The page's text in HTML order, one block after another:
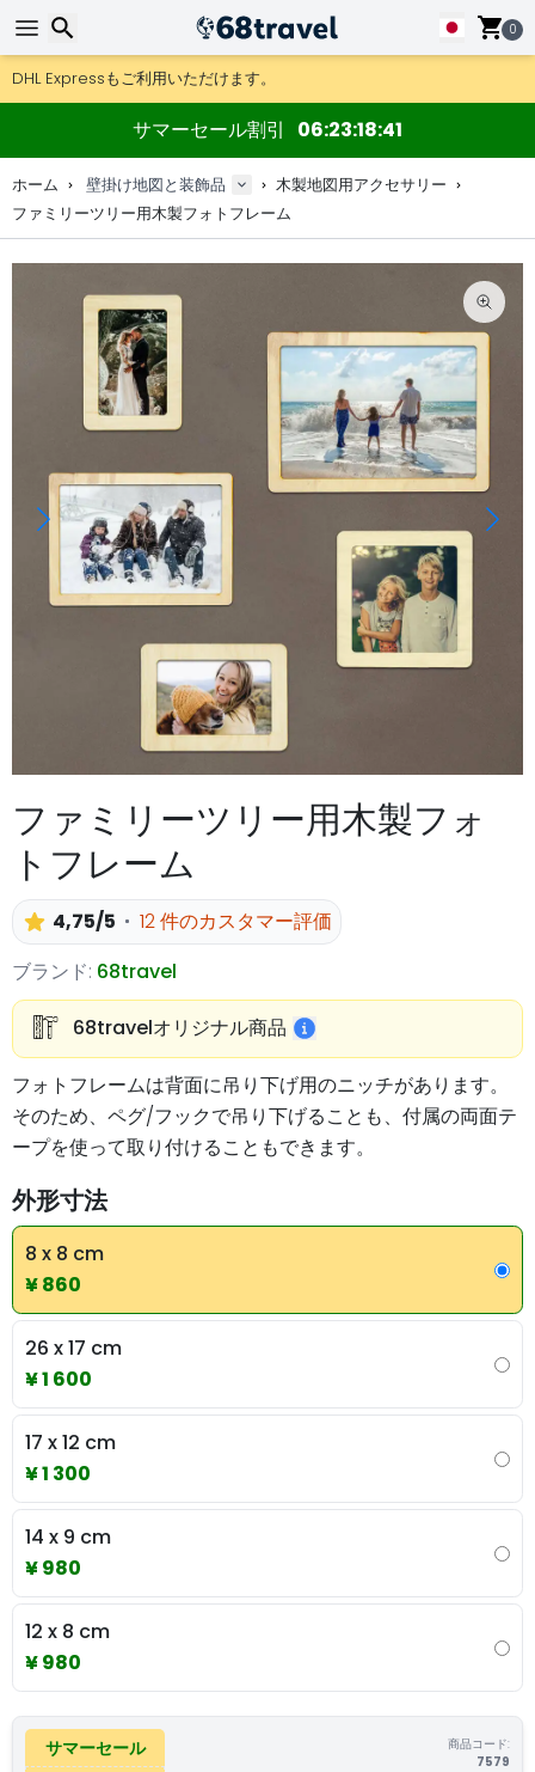
0
DHL Expressもご利用いただけます。
返品は30日間、木製マップやデコは90日間OK.
地図＆デコのオリジナルメーカー。
サマーセール割引 06231840
ホーム 壁掛け地図と装飾品
木製地図用アクセサリー
ファミリーツリー用木製フォトフレーム
ファミリーツリー用木製フォ
トフレーム
4,75/5
12 件のカスタマー評価
ブランド: 68travel
68travelオリジナル商品
フォトフレームは背面に吊り下げ用のニッチがあります。
そのため、ペグ/フックで吊り下げることも、付属の両面テ
ープを使って取り付けることもできます。
外形寸法
8 x 8 cm
¥ 860
26 x 17 cm
¥ 1 600
17 x 12 cm
¥ 1 300
14 x 9 cm
¥ 980
12 x 8 cm
¥ 980
サマーセール
商品コード:
7579
検索